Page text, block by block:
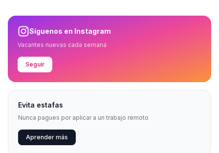
Síguenos en Instagram
Vacantes nuevas cada semana
Seguir
Evita estafas
Nunca pagues por aplicar a un trabajo remoto
Aprender más